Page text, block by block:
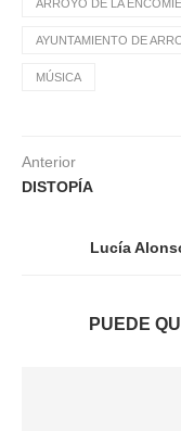
ARROYO DE LA
AYUNTAMIENTO DE
MÚSICA
Anterior
DISTOPÍA
Lucía
PUEDE